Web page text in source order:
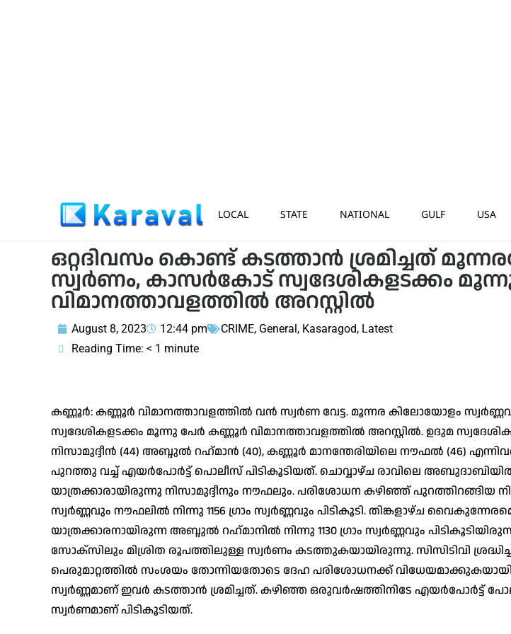
LOCAL STATE NATIONAL GULF USA
ഒറ്റദിവസം കൊണ്ട് കടത്താന്‍ ശ്രമിച്ചത്
സ്വര്‍ണം, കാസര്‍കോട് സ്വദേശികളടക്കം
വിമാനത്താവളത്തില്‍ അറസ്റ്റില്‍
August 8, 2023 12:44 pm CRIME, General, Kasaragod, Latest
Reading Time: < 1 minute
കണ്ണൂര്‍: കണ്ണൂര്‍ വിമാനത്താവളത്തില്‍ വന്‍ സ്വര്‍ണ വേട്ട. മൂന്നര കിലോയോളം
സ്വദേശികളടക്കം മൂന്നു പേര്‍ കണ്ണൂര്‍ വിമാനത്താവളത്തില്‍ അറസ്റ്റില്‍. ഉദുമ
നിസാമുദ്ദീന്‍ (44) അബ്ദുല്‍ റഹ്‌മാന്‍ (40), കണ്ണൂര്‍ മാനന്തേരിയിലെ നൗഫല്‍ (46)
പുറത്തു വച്ച് എയര്‍പോര്‍ട്ട് പൊലീസ് പിടികൂടിയത്. ചൊവ്വാഴ്ച രാവിലെ
യാത്രക്കാരായിരുന്നു നിസാമുദ്ദീനും നൗഫലും. പരിശോധന കഴിഞ്ഞ് പുറത്തിറങ്ങിയ
സ്വര്‍ണ്ണവും നൗഫലില്‍ നിന്നു 1156 ഗ്രാം സ്വര്‍ണ്ണവും പിടികൂടി. തിങ്കളാഴ്ച
യാത്രക്കാരനായിരുന്ന അബ്ദുല്‍ റഹ്‌മാനില്‍ നിന്നു 1130 ഗ്രാം സ്വര്‍ണ്ണവും
സോക്‌സിലും മിശ്രിത രൂപത്തിലുള്ള സ്വര്‍ണം കടത്തുകയായിരുന്നു. സിസിടിവി
പെരുമാറ്റത്തില്‍ സംശയം തോന്നിയതോടെ ദേഹ പരിശോധനക്ക്
സ്വര്‍ണ്ണമാണ് ഇവര്‍ കടത്താന്‍ ശ്രമിച്ചത്. കഴിഞ്ഞ ഒരുവര്‍ഷത്തിനിടേ എയര്‍പോര്‍ട്ട്
സ്വര്‍ണമാണ് പിടികൂടിയത്.